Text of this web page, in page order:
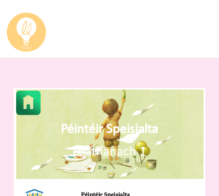
Péintéir Speisialta
Leathanach 1